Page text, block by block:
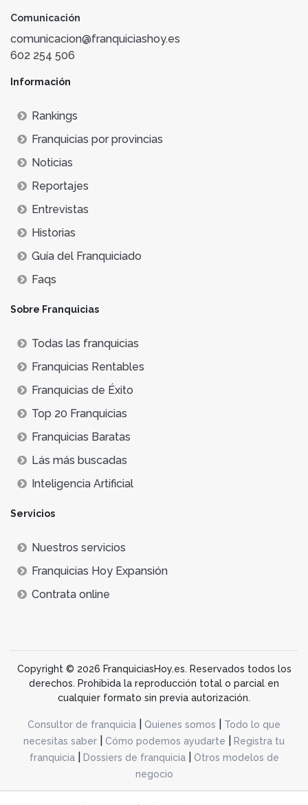
Comunicación
comunicacion@franquiciashoy.es
602 254 506
Información
Rankings
Franquicias por provincias
Noticias
Reportajes
Entrevistas
Historias
Guía del Franquiciado
Faqs
Sobre Franquicias
Todas las franquicias
Franquicias Rentables
Franquicias de Éxito
Top 20 Franquicias
Franquicias Baratas
Lás más buscadas
Inteligencia Artificial
Servicios
Nuestros servicios
Franquicias Hoy Expansión
Contrata online
Copyright © 2026 FranquiciasHoy.es. Reservados todos los
derechos. Prohibida la reproducción total o parcial en
cualquier formato sin previa autorización.
Consultor de franquicia Quienes somos
Todo lo que
necesitas saber
Cómo podemos ayudarte
Registra tu
franquicia| Dossiers de franquicia|
Otros modelos de
negocio